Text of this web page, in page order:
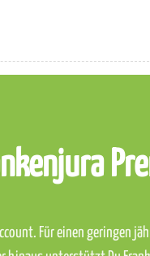
Für einen geringen